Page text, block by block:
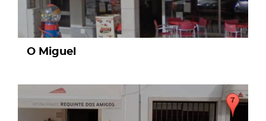
O Miguel
page